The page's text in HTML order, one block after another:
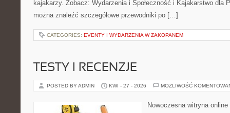
kajakarzy. Zobacz: Wydarzenia i Społeczność i Kajakarstwo dla
można znaleźć szczegółowe przewodniki po […]
CATEGORIES: EVENTY I WYDARZENIA W ZAKOPANEM
TESTY I RECENZJE
POSTED BY ADMIN KWI - 27 - 2026 MOŻLIWOŚĆ
Nowoczesna witryna